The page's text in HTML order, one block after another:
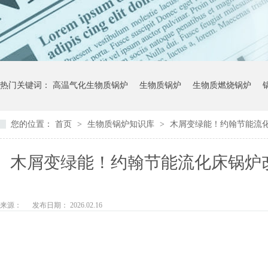
热门关键词： 高温气化生物质锅炉 生物质锅炉 生物质燃烧锅炉
您的位置： 首页 > 生物质锅炉知识库 > 木屑变绿能！约翰节能流
木屑变绿能！约翰节能流化床锅
来源： 发布日期： 2026.02.16